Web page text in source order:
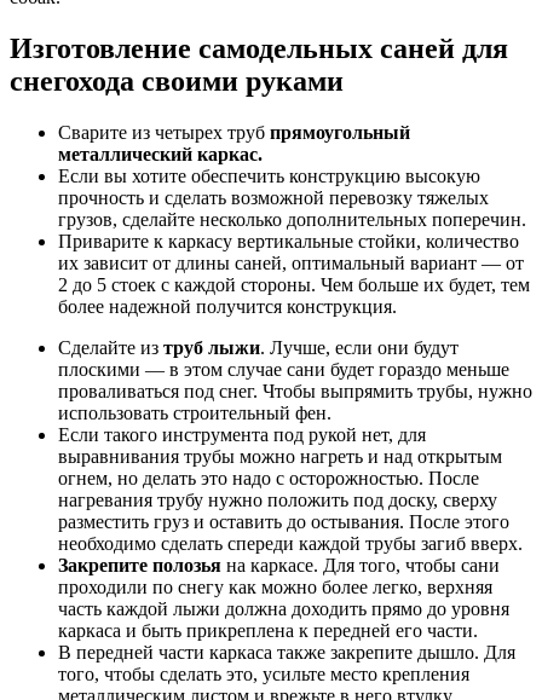
Изготовление самодельных саней для
снегохода своими руками
Сварите из четырех труб прямоугольный
металлический каркас.
Если вы хотите обеспечить конструкцию высокую
прочность и сделать возможной перевозку тяжелых
грузов, сделайте несколько дополнительных поперечин.
Приварите к каркасу вертикальные стойки, количество
их зависит от длины саней, оптимальный вариант — от
2 до 5 стоек с каждой стороны. Чем больше их будет, тем
более надежной получится конструкция.
Сделайте из труб лыжи. Лучше, если они будут
плоскими — в этом случае сани будет гораздо меньше
проваливаться под снег. Чтобы выпрямить трубы, нужно
использовать строительный фен.
Если такого инструмента под рукой нет, для
выравнивания трубы можно нагреть и над открытым
огнем, но делать это надо с осторожностью. После
нагревания трубу нужно положить под доску, сверху
разместить груз и оставить до остывания. После этого
необходимо сделать спереди каждой трубы загиб вверх.
Закрепите полозья на каркасе. Для того, чтобы сани
проходили по снегу как можно более легко, верхняя
часть каждой лыжи должна доходить прямо до уровня
каркаса и быть прикреплена к передней его части.
В передней части каркаса также закрепите дышло. Для
того, чтобы сделать это, усильте место крепления